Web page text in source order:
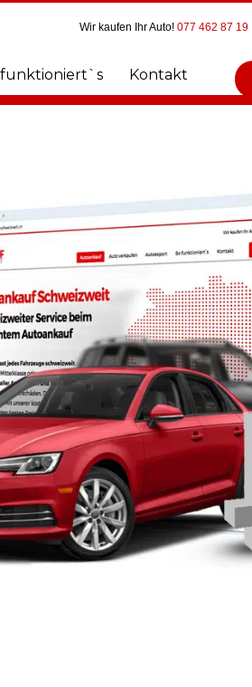
Wir kaufen Ihr Auto! 077 462 87 19
funktioniert`s Kontakt